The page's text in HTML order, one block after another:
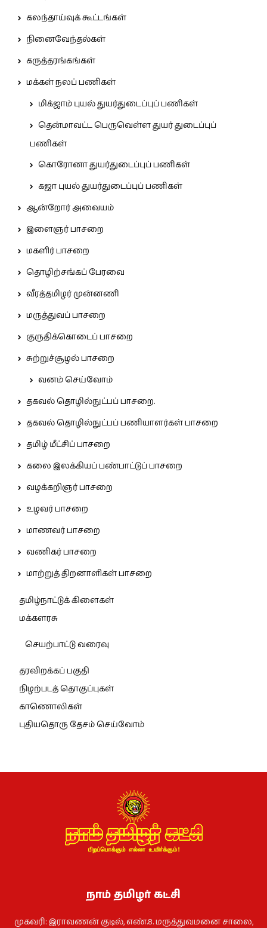
கலந்தாய்வுக் கூட்டங்கள்
நினைவேந்தல்கள்
கருத்தரங்கங்கள்
மக்கள் நலப் பணிகள்
மிக்ஜாம் புயல் துயர்துடைப்புப் பணிகள்
தென்மாவட்ட பெருவெள்ள துயர் துடைப்புப்
பணிகள்
கொரோனா துயர்துடைப்புப் பணிகள்
கஜா புயல் துயர்துடைப்புப் பணிகள்
ஆன்றோர் அவையம்
இளைஞர் பாசறை
மகளிர் பாசறை
தொழிற்சங்கப் பேரவை
வீரத்தமிழர் முன்னணி
மருத்துவப் பாசறை
குருதிக்கொடைப் பாசறை
சுற்றுச்சூழல் பாசறை
வனம் செய்வோம்
தகவல் தொழில்நுட்பப் பாசறை.
தகவல் தொழில்நுட்பப் பணியாளர்கள் பாசறை
தமிழ் மீட்சிப் பாசறை
கலை இலக்கியப் பண்பாட்டுப் பாசறை
வழக்கறிஞர் பாசறை
உழவர் பாசறை
மாணவர் பாசறை
வணிகர் பாசறை
மாற்றுத் திறனாளிகள் பாசறை
தமிழ்நாட்டுக் கிளைகள்
மக்களரசு
செயற்பாட்டு வரைவு
தரவிறக்கப் பகுதி
நிழற்படத் தொகுப்புகள்
காணொலிகள்
புதியதொரு தேசம் செய்வோம்
நாம் தமிழர் கட்சி
முகவரி: இராவணன் குடில், எண்.8. மருத்துவமனை சாலை,